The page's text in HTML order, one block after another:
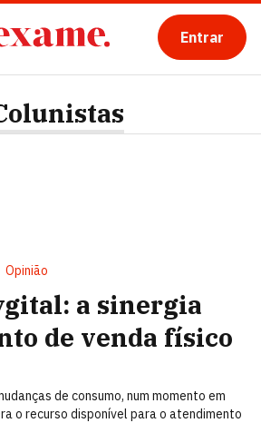
Entrar
Opinião
a sinergia
de venda físico
de consumo, num momento em
o recurso disponível para o atendimento